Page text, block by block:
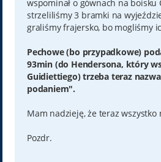
wspominał o gównach na boisku
strzeliliśmy 3 bramki na
graliśmy frajersko, bo mogliśmy
Pechowe (bo przypadkowe)
93min (do Hendersona, który
Guidiettiego) trzeba teraz
podaniem".
Mam nadzieję, że teraz wszystko
Pozdr.